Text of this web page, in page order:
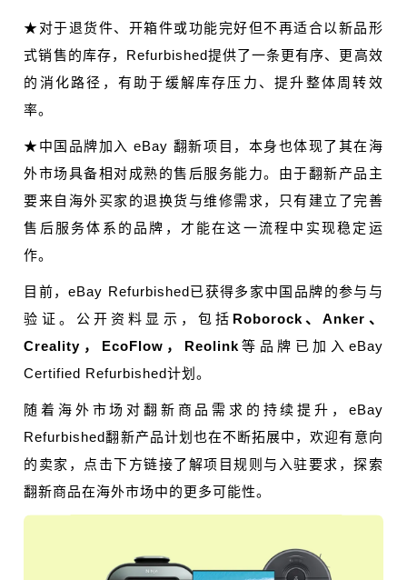
★对于退货件、开箱件或功能完好但不再适合以新品形
式销售的库存，Refurbished提供了一条更有序、更高效
的消化路径，有助于缓解库存压力、提升整体周转效
率。
★中国品牌加入 eBay 翻新项目，本身也体现了其在海
外市场具备相对成熟的售后服务能力。由于翻新产品主
要来自海外买家的退换货与维修需求，只有建立了完善
售后服务体系的品牌，才能在这一流程中实现稳定运
作。
目前，eBay Refurbished已获得多家中国品牌的参与与
验证。公开资料显示，包括 Roborock、Anker、
Creality，EcoFlow，Reolink 等品牌已加入eBay
Certified Refurbished计划。
随着海外市场对翻新商品需求的持续提升，eBay
Refurbished翻新产品计划也在不断拓展中，欢迎有意向
的卖家，点击下方链接了解项目规则与入驻要求，探索
翻新商品在海外市场中的更多可能性。